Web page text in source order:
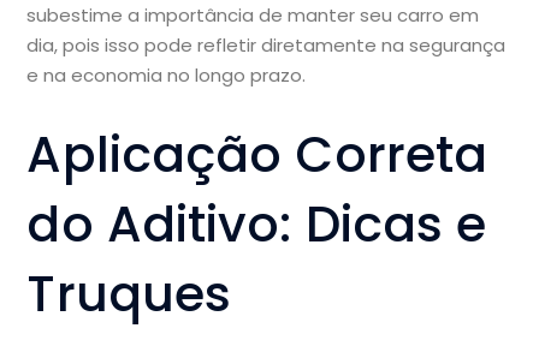
subestime a importância de manter seu carro em
dia, pois isso pode refletir diretamente na segurança
e na economia no longo prazo.
Aplicação Correta
do Aditivo: Dicas e
Truques